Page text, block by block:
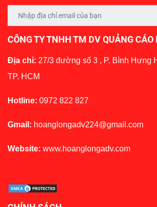
CÔNG TY TNHH TM DV QUẢNG CÁO
Địa chỉ: 27/3 đường số 3 , P. Bình Hưng
TP. HCM
Hotline: 0972 822 827
Gmail: hoanglongadv224@gmail.com
Website: www.hoanglongadv.com